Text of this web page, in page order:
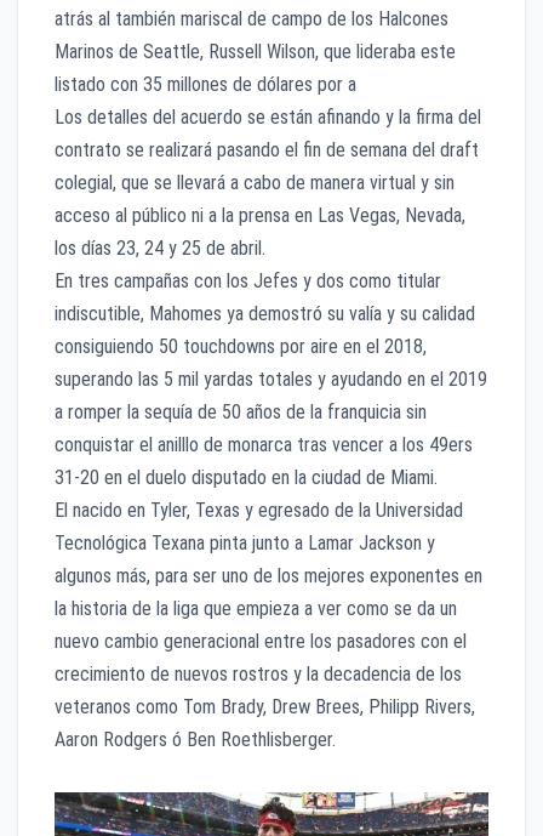
atrás al también mariscal de campo de los Halcones
Marinos de Seattle, Russell Wilson, que lideraba este
listado con 35 millones de dólares por a
Los detalles del acuerdo se están afinando y la firma del
contrato se realizará pasando el fin de semana del draft
colegial, que se llevará a cabo de manera virtual y sin
acceso al público ni a la prensa en Las Vegas, Nevada,
los días 23, 24 y 25 de abril.
En tres campañas con los Jefes y dos como titular
indiscutible, Mahomes ya demostró su valía y su calidad
consiguiendo 50 touchdowns por aire en el 2018,
superando las 5 mil yardas totales y ayudando en el 2019
a romper la sequía de 50 años de la franquicia sin
conquistar el anilllo de monarca tras vencer a los 49ers
31-20 en el duelo disputado en la ciudad de Miami.
El nacido en Tyler, Texas y egresado de la Universidad
Tecnológica Texana pinta junto a Lamar Jackson y
algunos más, para ser uno de los mejores exponentes en
la historia de la liga que empieza a ver como se da un
nuevo cambio generacional entre los pasadores con el
crecimiento de nuevos rostros y la decadencia de los
veteranos como Tom Brady, Drew Brees, Philipp Rivers,
Aaron Rodgers ó Ben Roethlisberger.